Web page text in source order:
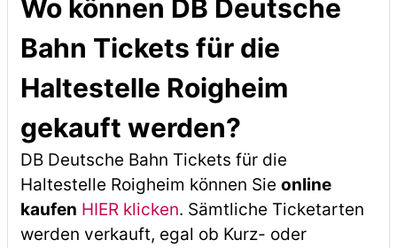
Wo können DB Deutsche
Bahn Tickets für die
Haltestelle Roigheim
gekauft werden?
DB Deutsche Bahn Tickets für die
Haltestelle Roigheim können Sie online
kaufen HIER klicken. Sämtliche Ticketarten
werden verkauft, egal ob Kurz- oder